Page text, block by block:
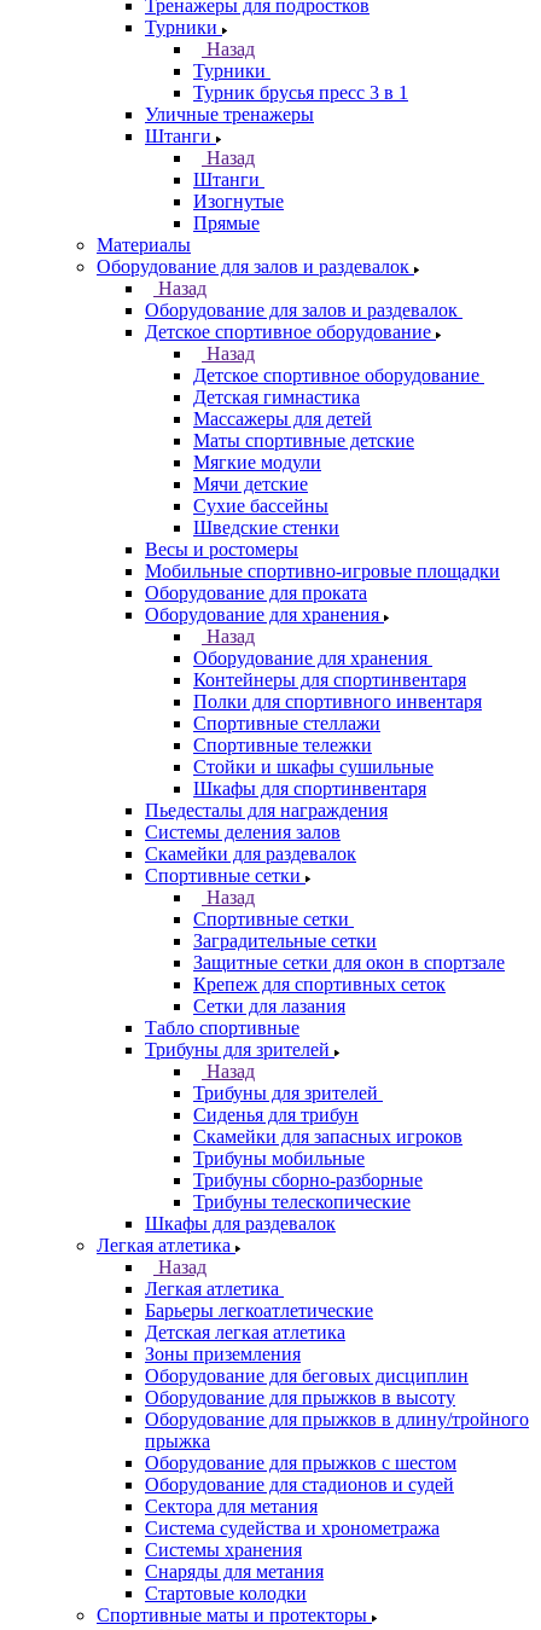
Тренажеры для подростков
Турники
Назад
Турники
Турник брусья пресс 3 в 1
Уличные тренажеры
Штанги
Назад
Штанги
Изогнутые
Прямые
Материалы
Оборудование для залов и раздевалок
Назад
Оборудование для залов и раздевалок
Детское спортивное оборудование
Назад
Детское спортивное оборудование
Детская гимнастика
Массажеры для детей
Маты спортивные детские
Мягкие модули
Мячи детские
Сухие бассейны
Шведские стенки
Весы и ростомеры
Мобильные спортивно-игровые площадки
Оборудование для проката
Оборудование для хранения
Назад
Оборудование для хранения
Контейнеры для спортинвентаря
Полки для спортивного инвентаря
Спортивные стеллажи
Спортивные тележки
Стойки и шкафы сушильные
Шкафы для спортинвентаря
Пьедесталы для награждения
Системы деления залов
Скамейки для раздевалок
Спортивные сетки
Назад
Спортивные сетки
Заградительные сетки
Защитные сетки для окон в спортзале
Крепеж для спортивных сеток
Сетки для лазания
Табло спортивные
Трибуны для зрителей
Назад
Трибуны для зрителей
Сиденья для трибун
Скамейки для запасных игроков
Трибуны мобильные
Трибуны сборно-разборные
Трибуны телескопические
Шкафы для раздевалок
Легкая атлетика
Назад
Легкая атлетика
Барьеры легкоатлетические
Детская легкая атлетика
Зоны приземления
Оборудование для беговых дисциплин
Оборудование для прыжков в высоту
Оборудование для прыжков в длину/тройного
прыжка
Оборудование для прыжков с шестом
Оборудование для стадионов и судей
Сектора для метания
Система судейства и хронометража
Системы хранения
Снаряды для метания
Стартовые колодки
Спортивные маты и протекторы